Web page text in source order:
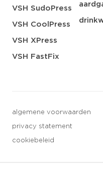
VSH SudoPress
VSH CoolPress
VSH XPress
VSH FastFix
algemene voorwaarden
privacy statement
cookiebeleid